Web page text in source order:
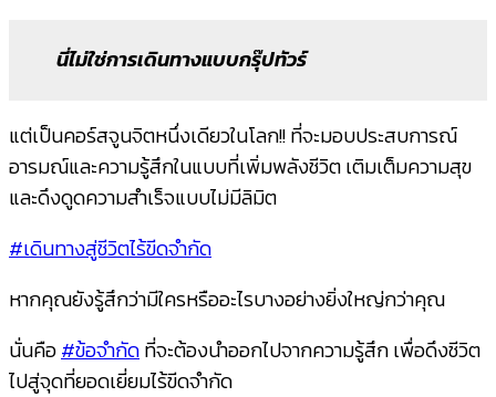
นี่ไม่ใช่การเดินทางแบบกรุ๊ปทัวร์
แต่เป็นคอร์สจูนจิตหนึ่งเดียวในโลก!! ที่จะมอบประสบการณ์
อารมณ์และความรู้สึกในแบบที่เพิ่มพลังชีวิต เติมเต็มความสุข
และดึงดูดความสำเร็จแบบไม่มีลิมิต
#เดินทางสู่ชีวิตไร้ขีดจำกัด
หากคุณยังรู้สึกว่ามีใครหรืออะไรบางอย่างยิ่งใหญ่กว่าคุณ
นั่นคือ#ข้อจำกัดที่จะต้องนำออกไปจากความรู้สึก เพื่อดึงชีวิต
ไปสู่จุดที่ยอดเยี่ยมไร้ขีดจำกัด